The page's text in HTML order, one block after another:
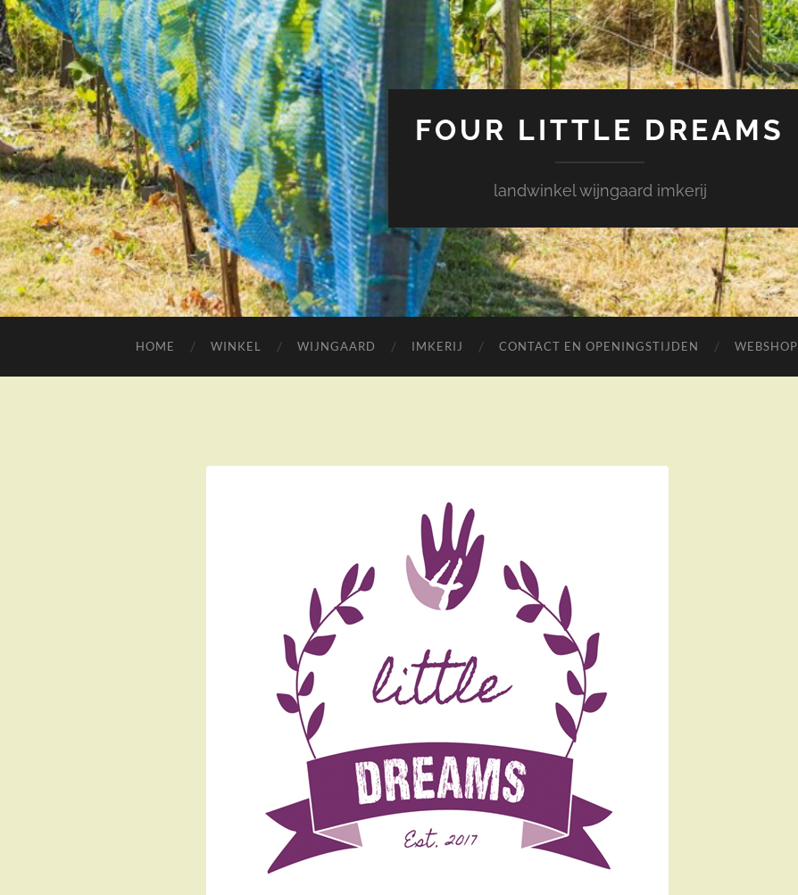
FOUR LITTLE DREAMS
landwinkel wijngaard imkerij
HOME WINKEL WIJNGAARD IMKERIJ CONTACT EN OPENINGSTIJDEN WEBSHOP